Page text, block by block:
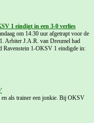
1 eindigt in een 3-0 verlies
om 14:30 uur afgetrapt voor de
Arbiter J.A.R. van Dreumel had
Ravenstein 1-OKSV 1 eindigde in:
als trainer een jonkie. Bij OKSV
bij N.E.C./FC Oss. De Ossenaar is